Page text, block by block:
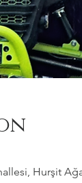
Hurşit